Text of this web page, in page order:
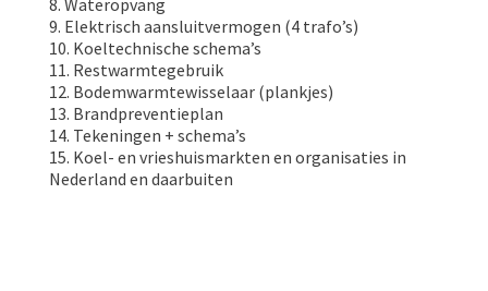
Wateropvang
Elektrisch aansluitvermogen (4 trafo’s)
Koeltechnische schema’s
Restwarmtegebruik
Bodemwarmtewisselaar (plankjes)
Brandpreventieplan
Tekeningen + schema’s
Koel- en vrieshuismarkten en organisaties in
Nederland en daarbuiten